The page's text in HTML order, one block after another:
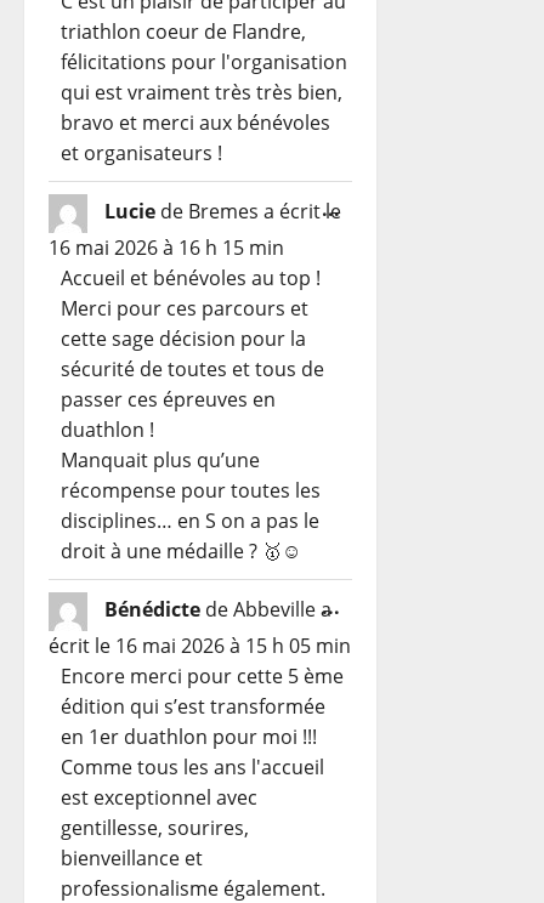
triathlon coeur de Flandre,
félicitations pour l'organisation
qui est vraiment très très bien,
bravo et merci aux bénévoles
et organisateurs !
Lucie de Bremes a écrit le
16 mai 2026à 16 h 15 min
Accueil et bénévoles au top !
Merci pour ces parcours et
cette sage décision pour la
sécurité de toutes et tous de
passer ces épreuves en
duathlon !
Manquait plus qu’une
récompense pour toutes les
disciplines… en S on a pas le
droit à une médaille ? 🥇☺️
...Ouvrir/Fermer
Bénédicte deAbbevillea
écrit le 16 mai 2026à 15 h 05 min
Encore merci pour cette 5 ème
édition qui s’est transformée
en 1er duathlon pour moi !!!
Comme tous les ans l'accueil
est exceptionnel avec
gentillesse, sourires,
bienveillance et
professionalisme également.
...Ouvrir/Fermer
cette
boîte